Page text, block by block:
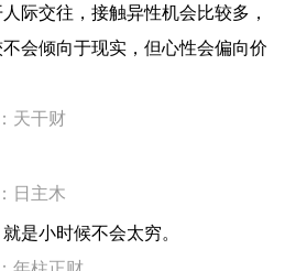
际交往，接触异性机会比较多，
会倾向于现实，但心性会偏向价
天干财
日主木
是小时候不会太穷。